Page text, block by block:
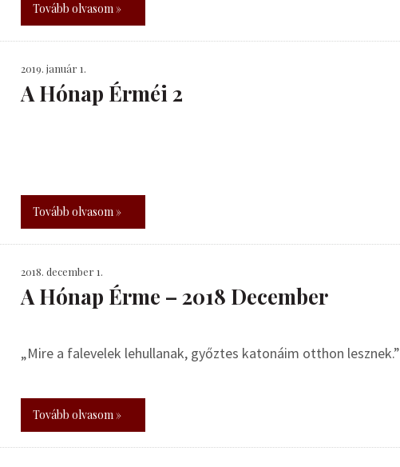
Tovább olvasom »
2019. január 1.
A Hónap Érméi 2
Tovább olvasom »
2018. december 1.
A Hónap Érme – 2018 December
„Mire a falevelek lehullanak, győztes katonáim otthon lesznek.”
Tovább olvasom »